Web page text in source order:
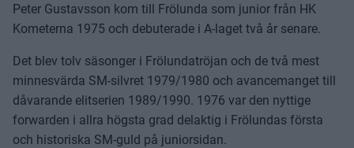
Peter Gustavsson kom till Frölunda som junior från HK
Kometerna 1975 och debuterade i A-laget två år senare.
Det blev tolv säsonger i Frölundatröjan och de två mest
minnesvärda SM-silvret 1979/1980 och avancemanget till
dåvarande elitserien 1989/1990. 1976 var den nyttige
forwarden i allra högsta grad delaktig i Frölundas första
och historiska SM-guld på juniorsidan.